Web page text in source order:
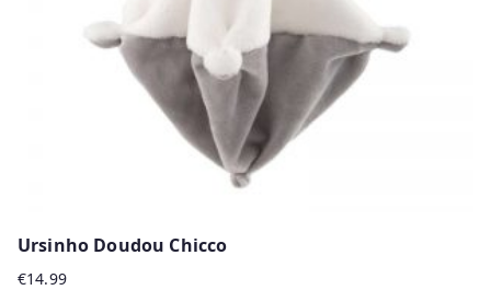
Ursinho Doudou Chicco
€14.99